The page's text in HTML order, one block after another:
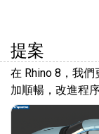
提案
在 Rhino 8，我
加順暢，改進程